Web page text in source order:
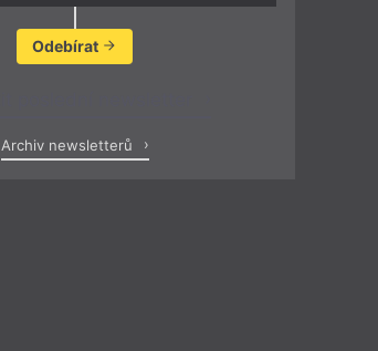
Odebírat
Archiv newsletterů